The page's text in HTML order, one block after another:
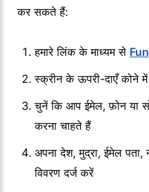
कर सकते हैं:
हमारे लिंक के माध्यम से
स्क्रीन के ऊपरी-दाएँ कोने
चुनें कि आप ईमेल, फ़ोन या
करना चाहते हैं
अपना देश, मुद्रा, ईमेल पता,
विवरण दर्ज करें